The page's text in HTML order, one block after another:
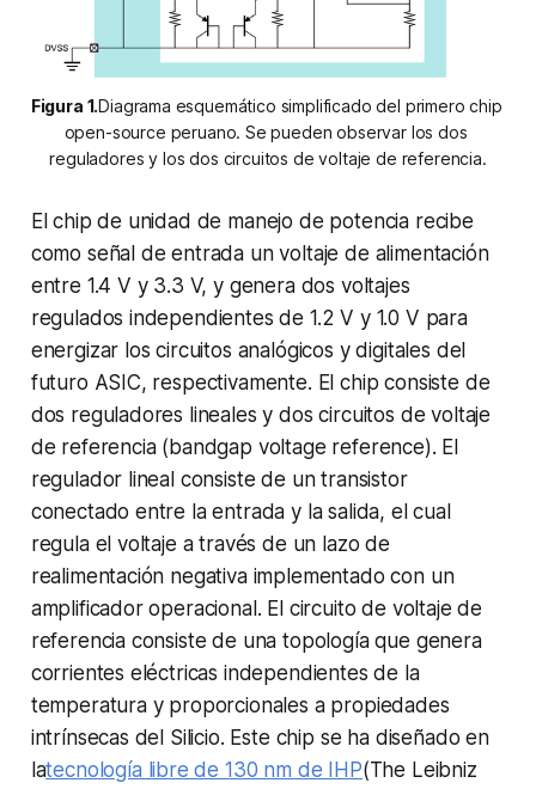
Figura 1.Diagrama esquemático simplificado del primero chip
open-source peruano. Se pueden observar los dos
reguladores y los dos circuitos de voltaje de referencia.
El chip de unidad de manejo de potencia recibe
como señal de entrada un voltaje de alimentación
entre 1.4 V y 3.3 V, y genera dos voltajes
regulados independientes de 1.2 V y 1.0 V para
energizar los circuitos analógicos y digitales del
futuro ASIC, respectivamente. El chip consiste de
dos reguladores lineales y dos circuitos de voltaje
de referencia (bandgap voltage reference). El
regulador lineal consiste de un transistor
conectado entre la entrada y la salida, el cual
regula el voltaje a través de un lazo de
realimentación negativa implementado con un
amplificador operacional. El circuito de voltaje de
referencia consiste de una topología que genera
corrientes eléctricas independientes de la
temperatura y proporcionales a propiedades
intrínsecas del Silicio. Este chip se ha diseñado en
latecnología libre de 130 nm de IHP(The Leibniz